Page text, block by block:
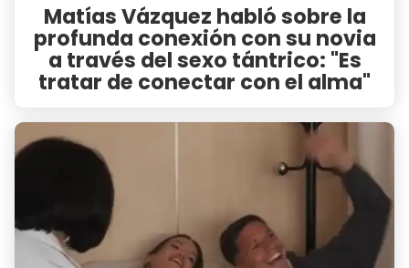
Matías Vázquez habló sobre la
profunda conexión con su novia
a través del sexo tántrico: "Es
tratar de conectar con el alma"